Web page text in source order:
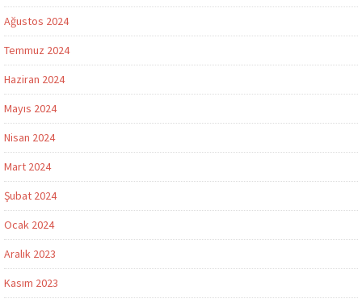
Ağustos 2024
Temmuz 2024
Haziran 2024
Mayıs 2024
Nisan 2024
Mart 2024
Şubat 2024
Ocak 2024
Aralık 2023
Kasım 2023